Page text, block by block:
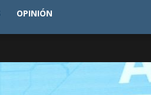
OPINIÓN